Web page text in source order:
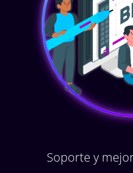
Soporte y